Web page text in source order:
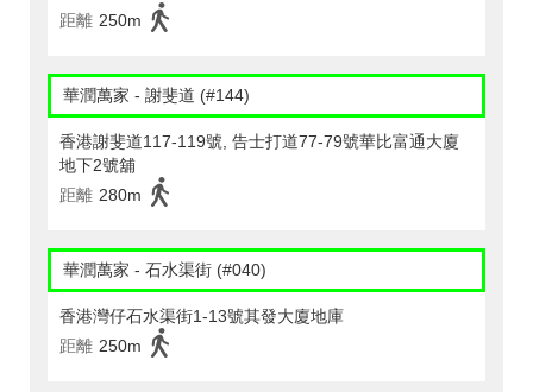
距離 250m
華潤萬家 - 謝斐道 (#144)
香港謝斐道117-119號, 告士打道77-79號華比富通大廈
地下2號舖
距離 280m
華潤萬家 - 石水渠街 (#040)
香港灣仔石水渠街1-13號其發大廈地庫
距離 250m